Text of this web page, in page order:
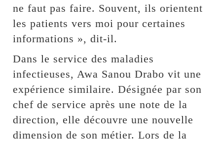
ne faut pas faire. Souvent, ils orientent
les patients vers moi pour certaines
informations », dit-il.
Dans le service des maladies
infectieuses, Awa Sanou Drabo vit une
expérience similaire. Désignée par son
chef de service après une note de la
direction, elle découvre une nouvelle
dimension de son métier. Lors de la